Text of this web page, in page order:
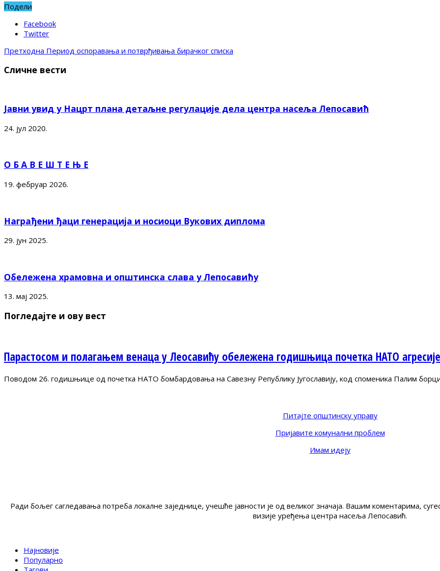
Подели
Facebook
Twitter
Претходна Период оспоравања и потврђивања бирачког списка
Сличне вести
Јавни увид у Нацрт плана детаљне регулације дела центра насеља Лепосавић
24. јул 2020.
О Б А В Е Ш Т Е Њ Е
19. фебруар 2026.
Награђени ђаци генерација и носиоци Вукових диплома
29. јун 2025.
Обележена храмовна и општинска слава у Лепосавићу
13. мај 2025.
Погледајте и ову вест
Парастосом и полагањем венаца у Леосавићу обележена годишњица почетка НАТО агресије
Поводом 26. годишњице од почетка НАТО бомбардовања на Савезну Републику Југославију, код споменика Палим
Питајте општинску управу
Пријавите комунални проблем
Имам идеју
Ради бољег сагледавања потреба локалне заједнице, учешће јавности је од великог значаја. Вашим коментарима,
визије уређења центра насеља Лепосавић.
Најновије
Популарно